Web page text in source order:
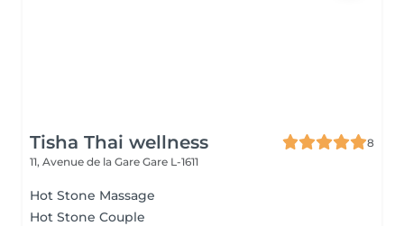
Tisha Thai wellness
8
11, Avenue de la Gare Gare L-1611
Hot Stone Massage
Hot Stone Couple